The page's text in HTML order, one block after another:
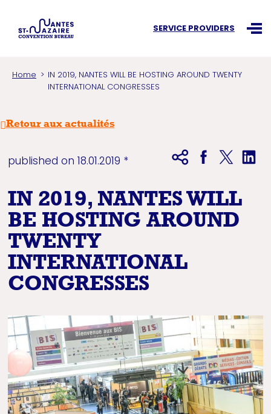
SERVICE PROVIDERS
Home
IN 2019, NANTES WILL BE HOSTING AROUND TWENTY
INTERNATIONAL CONGRESSES
Retour aux actualités
published on 18.01.2019 *
IN 2019, NANTES WILL
BE HOSTING AROUND
TWENTY
INTERNATIONAL
CONGRESSES